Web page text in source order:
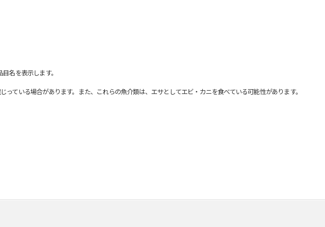
名を表示します。
いる場合があります。また、これらの魚介類は、エサとしてエビ・カニを食べている可能性があります。